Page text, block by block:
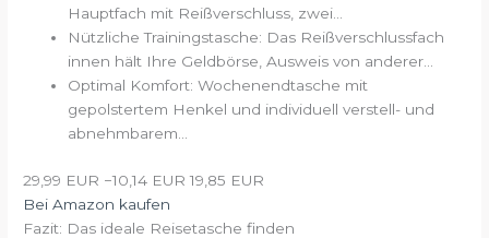
Hauptfach mit Reißverschluss, zwei...
Nützliche Trainingstasche: Das Reißverschlussfach
innen hält Ihre Geldbörse, Ausweis von anderer...
Optimal Komfort: Wochenendtasche mit
gepolstertem Henkel und individuell verstell- und
abnehmbarem...
29,99 EUR −10,14 EUR 19,85 EUR
Bei Amazon kaufen
Fazit: Das ideale Reisetasche finden